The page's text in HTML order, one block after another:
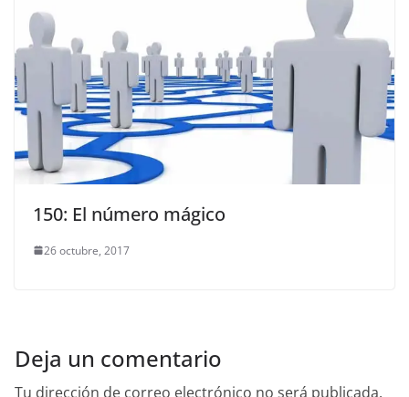
150: El número mágico
26 octubre, 2017
Deja un comentario
Tu dirección de correo electrónico no será publicada.